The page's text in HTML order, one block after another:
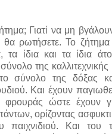
Γιατί να μη
θα ρωτήσετε. Το ζήτημα
τα ίδια και τα ίδια
της καλλιτεχνικής
σύνολο της δόξας
Και έχουν
φρουράς ώστε έχουν
ορίζοντας
παιχνιδιού. Και του